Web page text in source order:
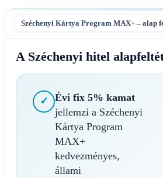
Széchenyi Kártya Program MAX+ – alap
A Széchenyi hitel
✓
Évi fix 5% kamat
jellemzi a Széchenyi
Kártya Program
MAX+
kedvezményes,
állami